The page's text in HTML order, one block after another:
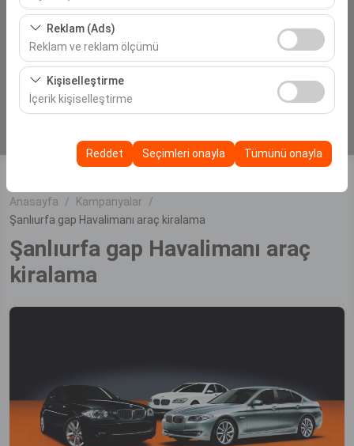
dışı bırakılamaz.
Bu çerezler, sitemizin nasıl kullanıldığını (ziyaretçi sayısı,
en çok ziyaret edilen sayfalar, kullanıcı davranışları)
analiz etmemizi sağlar. Bu veriler, web sitesi
performansını ölçmek ve kullanıcı deneyimini sürekli
iyileştirmek için kullanılır.
Reklam (Ads)
Reklam ve reklam ölçümü
Bu çerezler, size ilgi alanlarınıza uygun kişiselleştirilmiş
reklamlar göstermemize ve reklam kampanyalarımızın
etkinliğini (gösterim sayısı, tıklama oranı) ölçmemize
Kişiselleştirme
İçerik kişiselleştirme
diğer yapılandırmalarınızı koruyarak, platformdaki
deneyiminizin tutarlılığını ve sürekliliğini sağlamak
Reddet Seçimleri onayla Tümünü onayla
İade Tarih & Saat
06:00
Anasayfa
Kampanyalar
Şanlıurfa gap Havalimanı araç kiralama
Şanlıurfa gap Havalimanı araç
kiralama